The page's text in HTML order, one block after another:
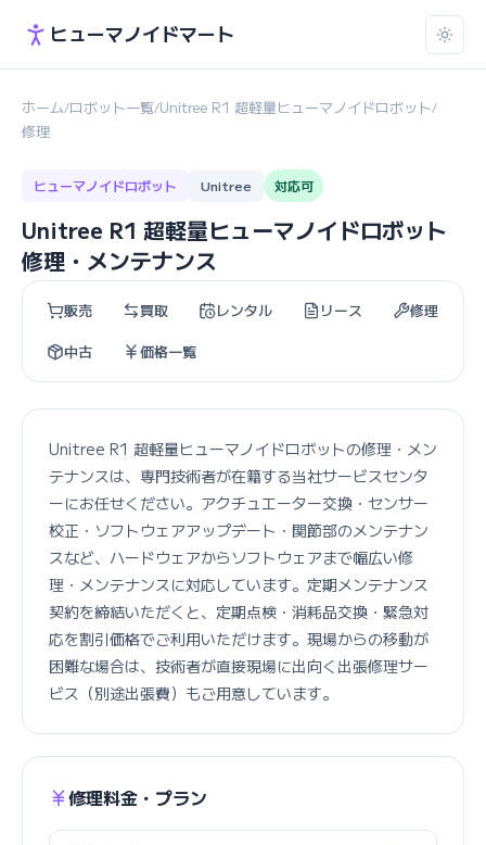
ヒューマノイドマート
ホーム/ロボット一覧/Unitree R1 超軽量ヒューマノイドロボット/
修理
ヒューマノイドロボット Unitree 対応可
Unitree R1 超軽量ヒューマノイドロボット
修理・メンテナンス
販売 買取 レンタル リース
修理
中古
価格一覧
Unitree R1 超軽量ヒューマノイドロボットの修理・メン
テナンスは、専門技術者が在籍する当社サービスセンタ
ーにお任せください。アクチュエーター交換・センサー
校正・ソフトウェアアップデート・関節部のメンテナン
スなど、ハードウェアからソフトウェアまで幅広い修
理・メンテナンスに対応しています。定期メンテナンス
契約を締結いただくと、定期点検・消耗品交換・緊急対
応を割引価格でご利用いただけます。現場からの移動が
困難な場合は、技術者が直接現場に出向く出張修理サー
ビス（別途出張費）もご用意しています。
修理料金・プラン